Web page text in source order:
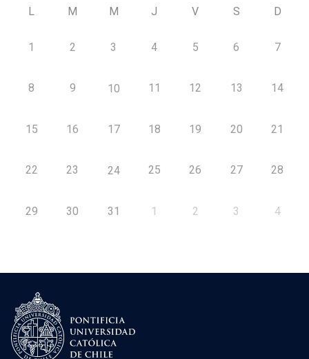
L M M J V S D
1 2 3 4 5 6 7
8 9 10 11 12 13 14
15 16 17 18 19 20 21
22 23 24 25 26 27 28
29 30 31 1 2 3 4